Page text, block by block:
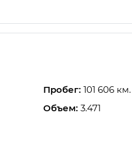
Пробег: 101 606 км.
Объем: 3.471